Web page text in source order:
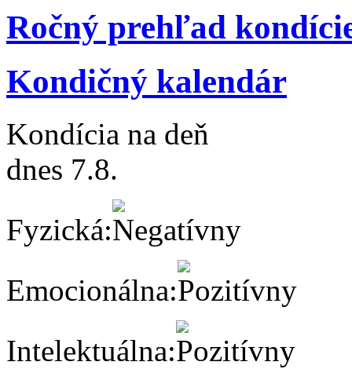
Ročný prehľad
Kondičný kalendár
Kondícia na deň
dnes 7.8.
Fyzická:
Emocionálna:
Intelektuálna: